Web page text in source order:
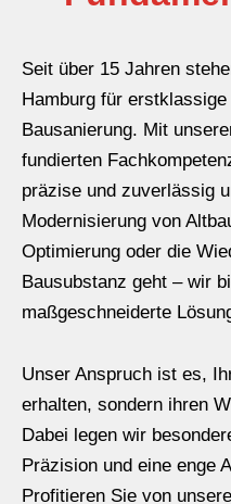
Seit über 15 Jahren
Hamburg für
Bausanierung. Mit
fundierten
präzise und zuverlässig
Modernisierung von
Optimierung oder die
Bausubstanz geht – wir
maßgeschneiderte
Unser Anspruch ist es,
erhalten, sondern ihren
Dabei legen wir
Präzision und eine enge
Profitieren Sie von